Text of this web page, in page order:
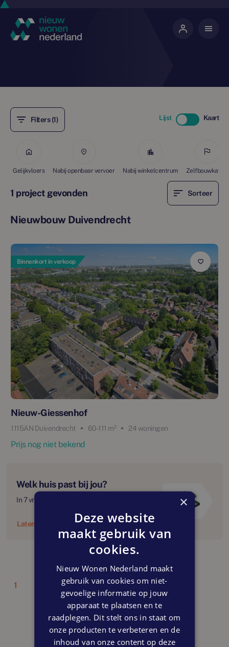
Filters (1) Lijst Kaart
Gelijkvloers Nabij openbaar vervoer Nabij winkelcentrum Zelfbouwkavels
1 project gevonden Sorteer
Nieuwbouw Duivendrecht
Binnenkort in verkoop
Nieuw-Giessenhof
1115AN Duivendrecht 60 - 111 m² 24 woningen
Prijs nog niet bekend
Welk huis past bij jou?
In 7 vragen naar jouw droomhuis.
Laten we beginnen
1
×
Deze website
maakt gebruik van
cookies.
Nieuw Wonen Nederland maakt
gebruik van cookies om niet-
gevoelige informatie op jouw
apparaat te plaatsen en te
raadplegen. Dit stelt ons in staat om
onze producten te verbeteren en de
inhoud van onze content op deze